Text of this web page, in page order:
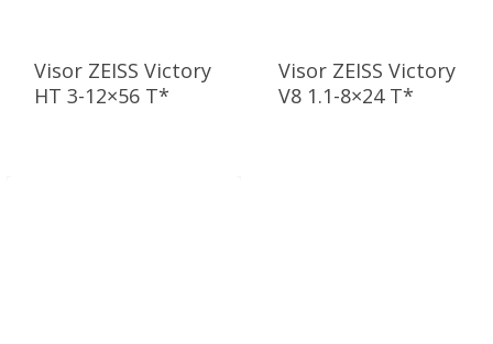
Visor ZEISS Victory
HT 3-12×56 T*
Visor ZEISS Victory
V8 1.1-8×24 T*